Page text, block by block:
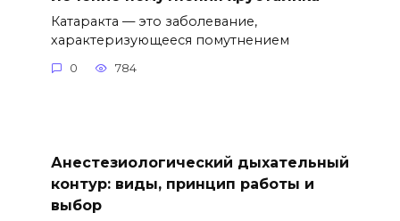
Катаракта — это заболевание,
характеризующееся помутнением
0 784
Анестезиологический дыхательный
контур: виды, принцип работы и
выбор